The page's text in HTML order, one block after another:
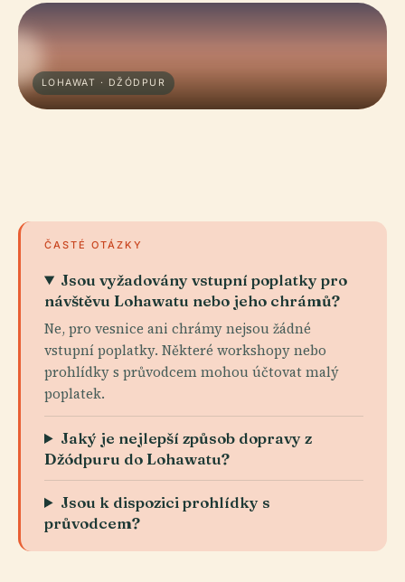
LOHAWAT · DŽÓDPUR
ČASTÉ OTÁZKY
Jsou vyžadovány vstupní poplatky pro
návštěvu Lohawatu nebo jeho chrámů?
Ne, pro vesnice ani chrámy nejsou žádné
vstupní poplatky. Některé workshopy nebo
prohlídky s průvodcem mohou účtovat malý
poplatek.
Jaký je nejlepší způsob dopravy z
Džódpuru do Lohawatu?
Jsou k dispozici prohlídky s
průvodcem?